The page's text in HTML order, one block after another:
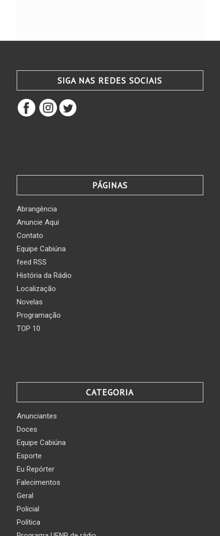
SIGA NAS REDES SOCIAIS
PÁGINAS
Abrangência
Anuncie Aqui
Contato
Equipe Cabiúna
feed RSS
História da Rádio
Localização
Novelas
Programação
TOP 10
CATEGORIA
Anunciantes
Doces
Equipe Cabiúna
Esporte
Eu Repórter
Falecimentos
Geral
Policial
Política